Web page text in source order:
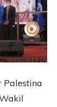
Palestina